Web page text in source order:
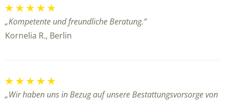
„Kompetente und freundliche Beratung.“
Kornelia R., Berlin
„Wir haben uns in Bezug auf unsere Bestattungsvorsorge von